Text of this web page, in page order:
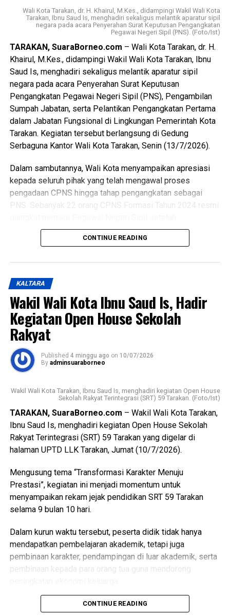
Pemerintah Kota Tarakan menegaskan bahwa Perda
Kepemudaan diharapkan menjadi landasan untuk
meningkatkan kualitas dan kapasitas pemuda, mendorong
kreativitas, inovasi, kewirausahaan, serta memperkuat
peran organisasi kepemudaan dan partisipasi generasi
muda dalam pembangunan daerah. Wali Kota juga
menekankan pentingnya implementasi yang konsisten,
terukur, dan berkelanjutan melalui sinergi antara
pemerintah, DPRD, organisasi kepemudaan, dunia
pendidikan, dunia usaha, dan seluruh pemangku
kepentingan guna mewujudkan pemuda Tarakan yang
berkarakter, mandiri, inovatif, dan berdaya saing.
Views: 50
Bagikan ke
Messenger
Wali Kota Tarakan, dr. H. Khairul, M.Kes., didampingi Wakil Wali Kota
Tarakan, Ibnu Saud Is, menghadiri sekaligus melantik aparatur sipil
negara pada acara Penyerahan Surat Keputusan Pengangkatan
Pegawai Negeri Sipil (PNS). (Foto/Ist)
TARAKAN, SuaraBorneo.com – Wali Kota Tarakan, dr. H.
Khairul, M.Kes., didampingi Wakil Wali Kota Tarakan, Ibnu
Saud Is, menghadiri sekaligus melantik aparatur sipil
negara pada acara Penyerahan Surat Keputusan
Pengangkatan Pegawai Negeri Sipil (PNS), Pengambilan
Sumpah Jabatan, serta Pelantikan Pengangkatan Pertama
dalam Jabatan Fungsional di Lingkungan Pemerintah Kota
Tarakan. Kegiatan tersebut berlangsung di Gedung
Serbaguna Kantor Wali Kota Tarakan, Senin (13/7/2026).
Dalam sambutannya, Wali Kota menyampaikan apresiasi
kepada seluruh pihak yang telah mengawal proses
pengadaan CPNS hingga tahap pengangkatan sebagai
PNS. Sebanyak 22 orang CPNS Formasi Tahun 2024 resmi
menyelesaikan seluruh tahapan yang dipersyaratkan, mulai
dari seleksi, Pelatihan Dasar CPNS, hingga proses
sebanyak 51 aparatur sipil negara juga dilantik dalam
pengangkatan pertama Jabatan Fungsional yang akan
bertugas di berbagai perangkat daerah di lingkungan
Pemerintah Kota Tarakan.
Wali Kota mengucapkan selamat kepada seluruh penerima
Surat Keputusan dan pejabat fungsional yang baru dilantik.
Ia menegaskan bahwa keberhasilan tersebut merupakan
buah dari perjuangan panjang serta amanah besar yang
harus dijalankan dengan penuh tanggung jawab.
Views: 60
Bagikan ke
Messenger
CONTINUE READING
KALTARA
Wakil Wali Kota Ibnu Saud Is, Hadir
Kegiatan Open House Sekolah
Rakyat
Published 4 minggu ago on 10/07/2026
By adminsuaraborneo
Wakil Wali Kota Tarakan, Ibnu Saud Is, menghadiri kegiatan Open House
Sekolah Rakyat Terintegrasi (SRT) 59 Tarakan. (Foto/Ist)
TARAKAN, SuaraBorneo.com – Wakil Wali Kota Tarakan,
Ibnu Saud Is, menghadiri kegiatan Open House Sekolah
Rakyat Terintegrasi (SRT) 59 Tarakan yang digelar di
halaman UPTD LLK Tarakan, Jumat (10/7/2026).
Mengusung tema “Transformasi Karakter Menuju
Prestasi”, kegiatan ini menjadi momentum untuk
menyampaikan rekam jejak pendidikan SRT 59 Tarakan
selama 9 bulan 10 hari.
Dalam kurun waktu tersebut, peserta didik tidak hanya
mendapatkan pembelajaran akademik, tetapi juga
pembinaan karakter, pendampingan di luar akademik, serta
pembinaan kepada para orang tua guna mendorong
Dalam sambutannya, Wakil Wali Kota menyampaikan rasa
CONTINUE READING